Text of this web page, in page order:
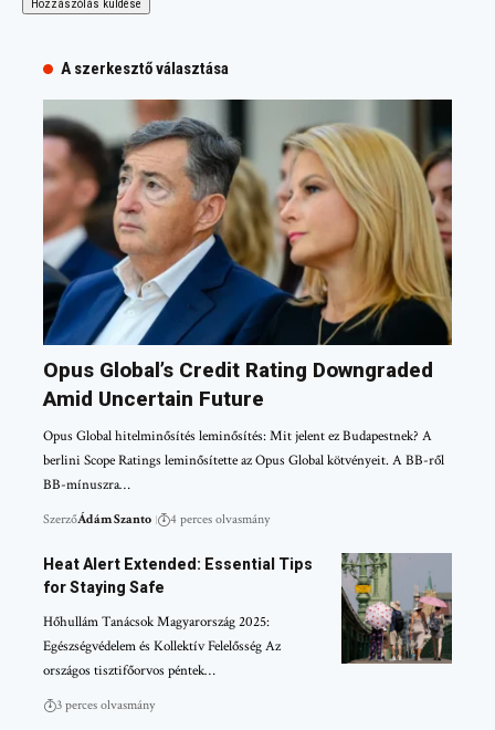
A szerkesztő választása
Opus Global’s Credit Rating Downgraded
Amid Uncertain Future
Opus Global hitelminősítés leminősítés: Mit jelent ez Budapestnek? A
berlini Scope Ratings leminősítette az Opus Global kötvényeit. A BB-ről
BB-mínuszra…
SzerzőÁdám Szanto 4 perces olvasmány
Heat Alert Extended: Essential Tips
for Staying Safe
Hőhullám Tanácsok Magyarország 2025:
Egészségvédelem és Kollektív Felelősség Az
országos tisztifőorvos péntek…
3 perces olvasmány